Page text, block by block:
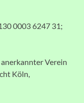
0003 6247 31;
Verein
Köln,